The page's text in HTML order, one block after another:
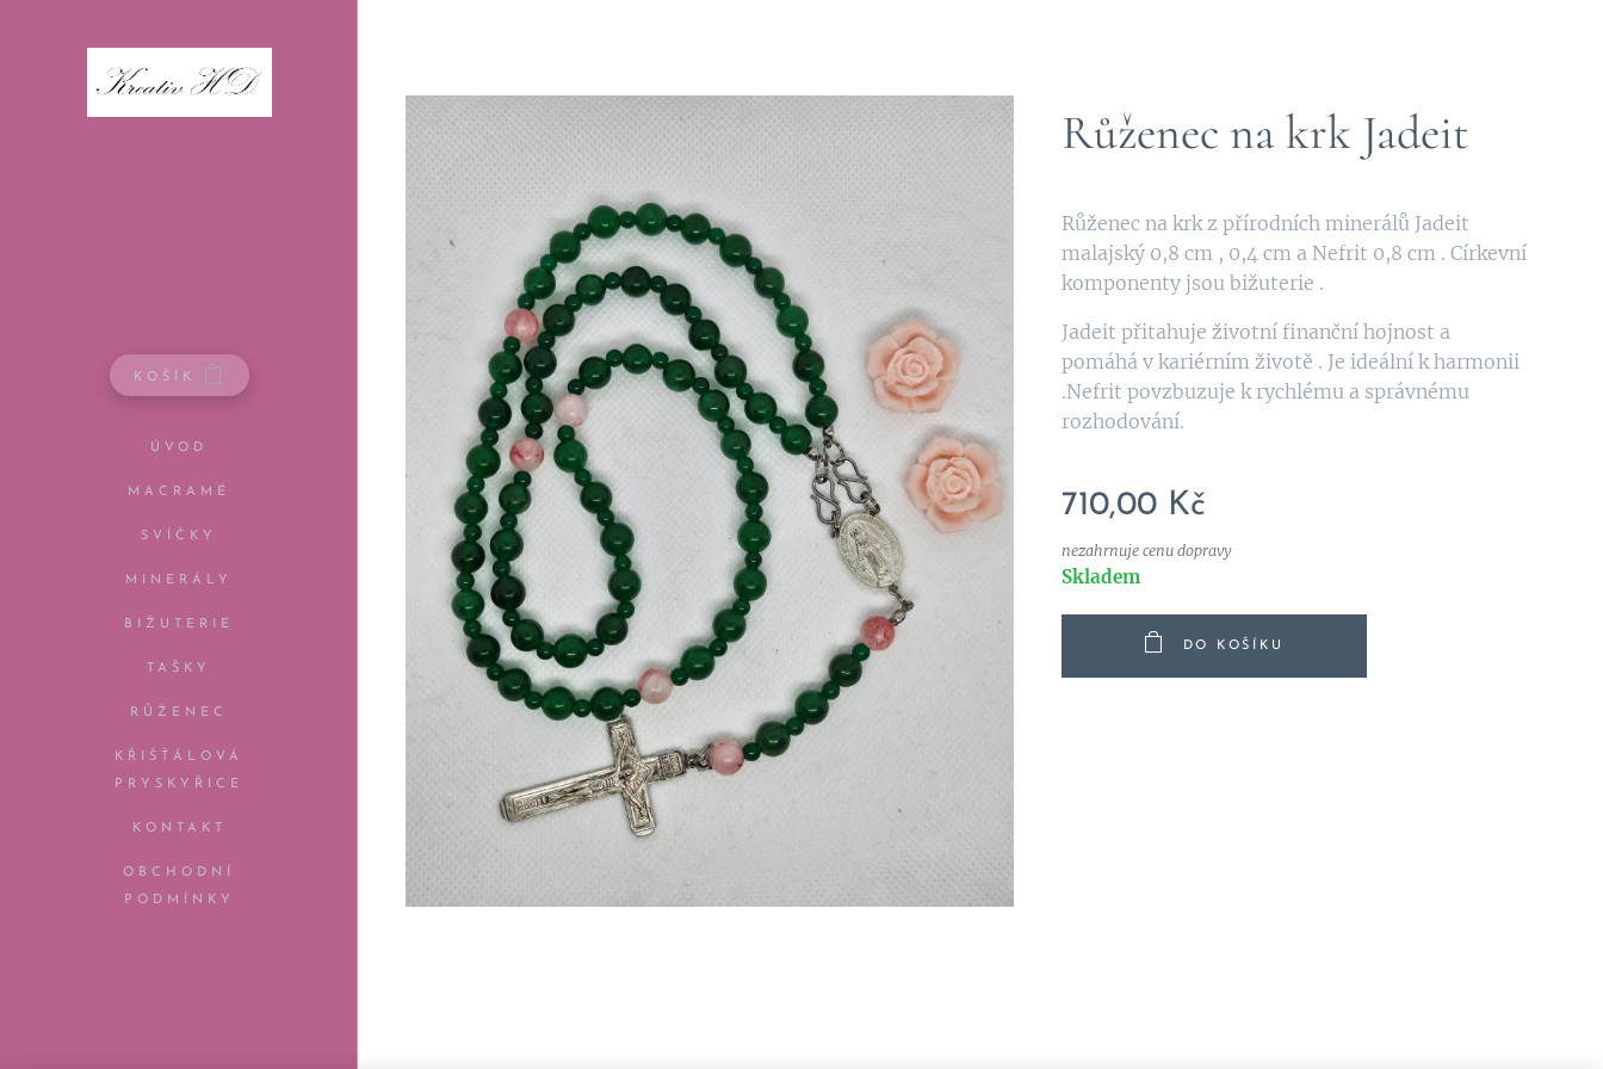
KOŠÍK
ÚVOD
MACRAMÉ
SVÍČKY
MINERÁLY
BIŽUTERIE
TAŠKY
RŮŽENEC
KŘIŠŤÁLOVÁ
PRYSKYŘICE
KONTAKT
OBCHODNÍ
PODMÍNKY
Růženec na krk Jadeit
Růženec na krk z přírodních minerálů Jadeit
malajský 0,8 cm , 0,4 cm a Nefrit 0,8 cm . Církevní
komponenty jsou bižuterie .
Jadeit přitahuje životní finanční hojnost a
pomáhá v kariérním životě . Je ideální k harmonii
.Nefrit povzbuzuje k rychlému a správnému
rozhodování.
710,00 Kč
nezahrnuje cenu dopravy
Skladem
DO KOŠÍKU